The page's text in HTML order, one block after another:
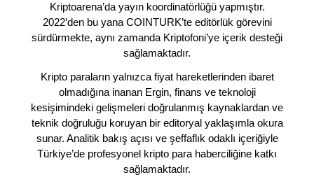
Kriptoarena’da yayın koordinatörlüğü yapmıştır.
2022’den bu yana COINTURK’te editörlük görevini
sürdürmekte, aynı zamanda Kriptofoni’ye içerik desteği
sağlamaktadır.
Kripto paraların yalnızca fiyat hareketlerinden ibaret
olmadığına inanan Ergin, finans ve teknoloji
kesişimindeki gelişmeleri doğrulanmış kaynaklardan ve
teknik doğruluğu koruyan bir editoryal yaklaşımla okura
sunar. Analitik bakış açısı ve şeffaflık odaklı içeriğiyle
Türkiye’de profesyonel kripto para haberciliğine katkı
sağlamaktadır.